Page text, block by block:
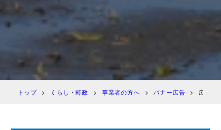
トップ くらし・町政 事業者の方へ バナー広告 広告掲